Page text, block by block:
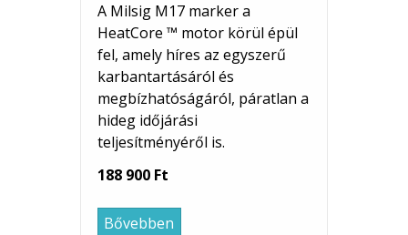
A Milsig M17 marker a
HeatCore ™ motor körül épül
fel, amely híres az egyszerű
karbantartásáról és
megbízhatóságáról, páratlan a
hideg időjárási
teljesítményéről is.
188 900 Ft
Bővebben